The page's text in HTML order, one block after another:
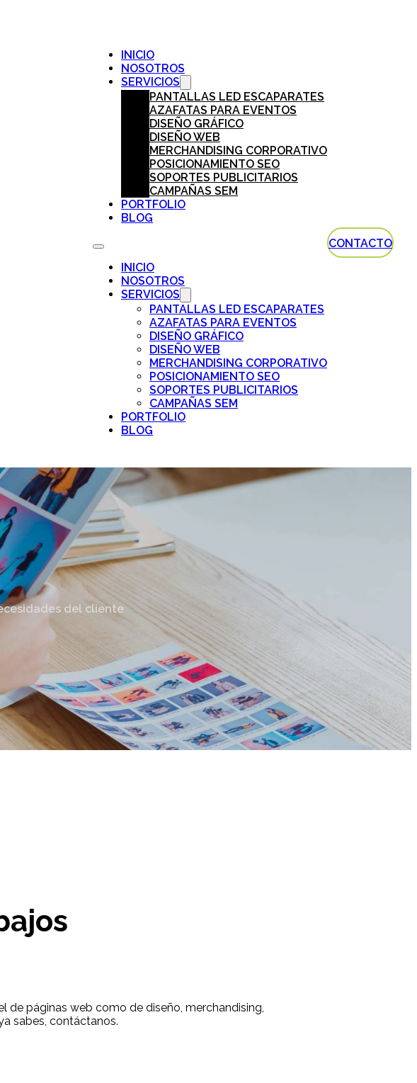
INICIO
NOSOTROS
SERVICIOS
PANTALLAS LED ESCAPARATES
AZAFATAS PARA EVENTOS
DISEÑO GRÁFICO
DISEÑO WEB
MERCHANDISING CORPORATIVO
POSICIONAMIENTO SEO
SOPORTES PUBLICITARIOS
CAMPAÑAS SEM
PORTFOLIO
BLOG
INICIO
NOSOTROS
SERVICIOS
PANTALLAS LED ESCAPARATES
AZAFATAS PARA EVENTOS
DISEÑO GRÁFICO
DISEÑO WEB
MERCHANDISING CORPORATIVO
POSICIONAMIENTO SEO
SOPORTES PUBLICITARIOS
CAMPAÑAS SEM
PORTFOLIO
BLOG
CONTACTO
del cliente
de páginas web como de diseño, merchandising,
sabes, contáctanos.